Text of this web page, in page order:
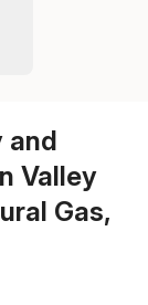
and
Valley
Gas,